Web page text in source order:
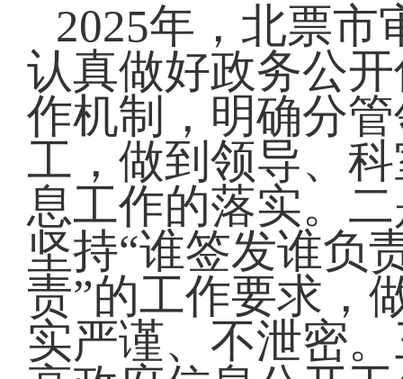
2025年，北票市
认真做好政务公
作机制，明确分
工，做到领导、
息工作的落实。
坚持“谁签发谁负
责”的工作要求，
实严谨、不泄密